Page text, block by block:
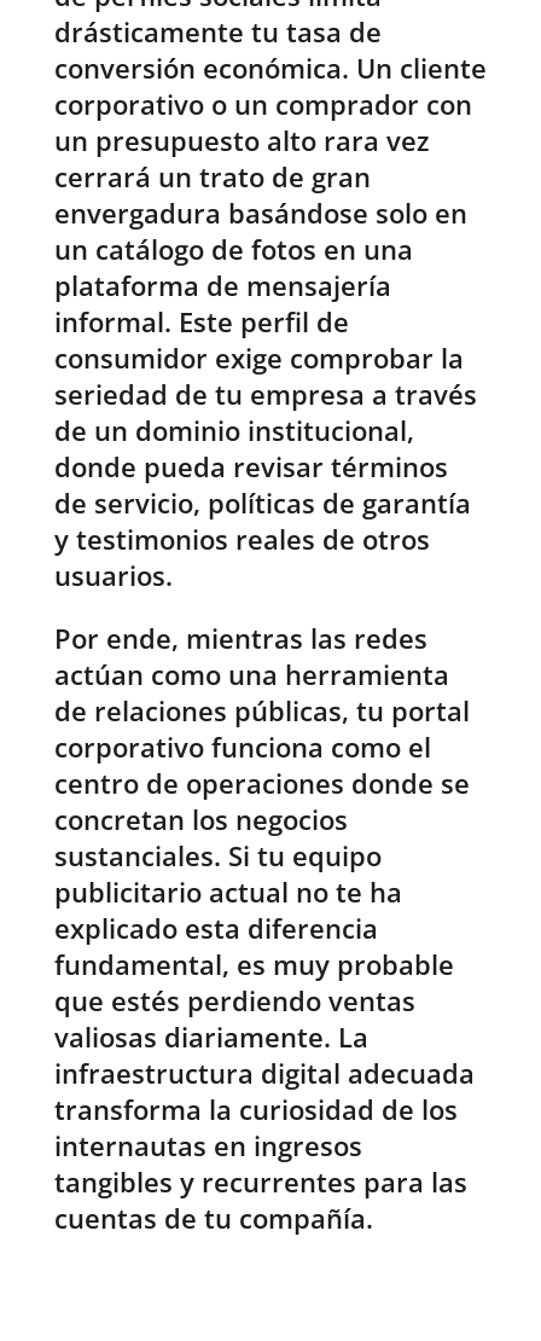
drásticamente tu tasa de
conversión económica. Un cliente
corporativo o un comprador con
un presupuesto alto rara vez
cerrará un trato de gran
envergadura basándose solo en
un catálogo de fotos en una
plataforma de mensajería
informal. Este perfil de
consumidor exige comprobar la
seriedad de tu empresa a través
de un dominio institucional,
donde pueda revisar términos
de servicio, políticas de garantía
y testimonios reales de otros
usuarios.
Por ende, mientras las redes
actúan como una herramienta
de relaciones públicas, tu portal
corporativo funciona como el
centro de operaciones donde se
concretan los negocios
sustanciales. Si tu equipo
publicitario actual no te ha
explicado esta diferencia
fundamental, es muy probable
que estés perdiendo ventas
valiosas diariamente. La
infraestructura digital adecuada
transforma la curiosidad de los
internautas en ingresos
tangibles y recurrentes para las
cuentas de tu compañía.